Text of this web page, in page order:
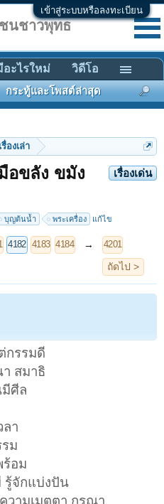
เข้าสู่ระบบหรือลงทะเบียน
องเล่า
เรื่องเด่น
อขลัง ขมัง
บุญต้นน้ำ พระเครื่อง แก้ไข
→ 4201
กรรมดี
สมาธิ
มีศีล
า
ม
อม
รู้จักแบ่งปัน
นชาวพุทธ
กระทู้และโพสต์ล่าสุด
อะไรใหม่ วิดีโอ